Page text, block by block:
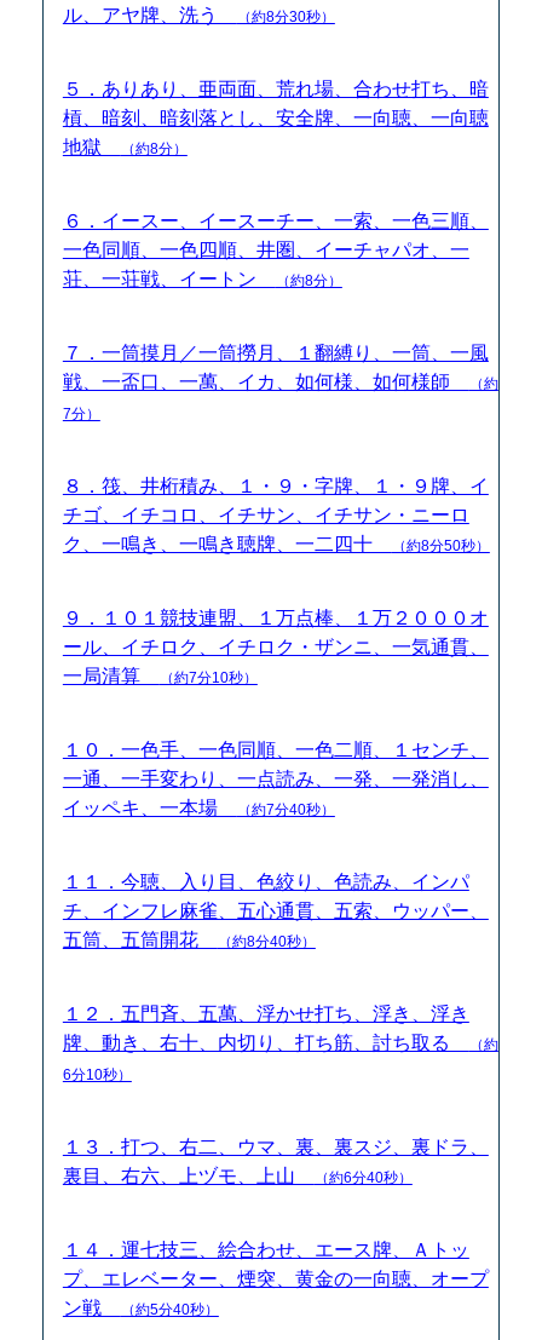
ル、アヤ牌、洗う
（約8分30秒）
５．ありあり、亜両面、荒れ場、合わせ打ち、暗
槓、暗刻、暗刻落とし、安全牌、一向聴、一向聴
地獄
（約8分）
６．イースー、イースーチー、一索、一色三順、
一色同順、一色四順、井圏、イーチャパオ、一
荘、一荘戦、イートン
（約8分）
７．一筒摸月／一筒撈月、１翻縛り、一筒、一風
戦、一盃口、一萬、イカ、如何様、如何様師
（約
7分）
８．筏、井桁積み、１・９・字牌、１・９牌、イ
チゴ、イチコロ、イチサン、イチサン・ニーロ
ク、一鳴き、一鳴き聴牌、一二四十
（約8分50秒）
９．１０１競技連盟、１万点棒、１万２０００オ
ール、イチロク、イチロク・ザンニ、一気通貫、
一局清算
（約7分10秒）
１０．一色手、一色同順、一色二順、１センチ、
一通、一手変わり、一点読み、一発、一発消し、
イッペキ、一本場
（約7分40秒）
１１．今聴、入り目、色絞り、色読み、インパ
チ、インフレ麻雀、五心通貫、五索、ウッパー、
五筒、五筒開花
（約8分40秒）
１２．五門斉、五萬、浮かせ打ち、浮き、浮き
牌、動き、右十、内切り、打ち筋、討ち取る
（約
6分10秒）
１３．打つ、右二、ウマ、裏、裏スジ、裏ドラ、
裏目、右六、上ヅモ、上山
（約6分40秒）
１４．運七技三、絵合わせ、エース牌、Ａトッ
プ、エレベーター、煙突、黄金の一向聴、オープ
ン戦
（約5分40秒）